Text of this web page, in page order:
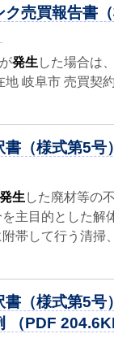
売買報告書（
発生 した場合は
地 岐阜市 売買契
（様式第5号
発生 した廃材等の
主目的とした解
帯して行う清掃
（様式第5号
（PDF